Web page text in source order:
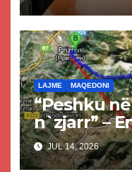
LAJME MAQEDONI
“Peshku
n`zjarr” –
projekti i
Tetovës
JUL 14, 2026